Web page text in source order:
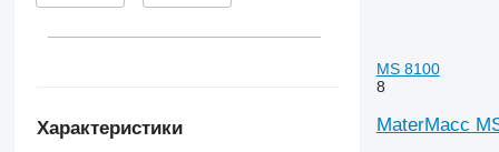
Характеристики
MS 8100
8
MaterMacc